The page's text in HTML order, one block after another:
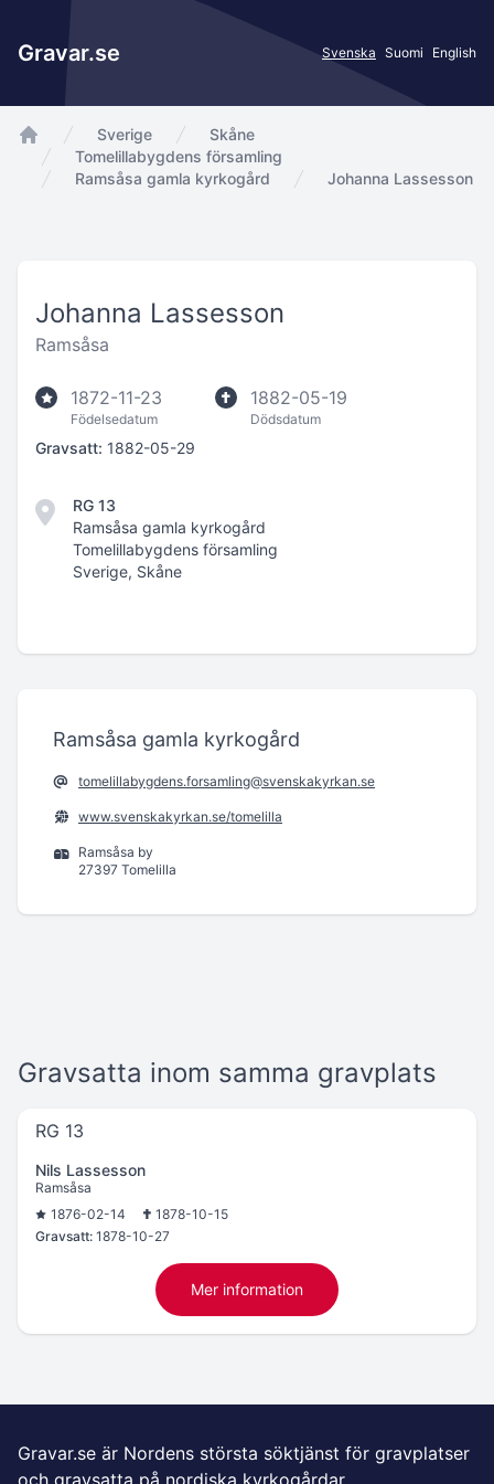
Gravar.se Svenska Suomi English
app.Start
Sverige
Skåne
Tomelillabygdens församling
Ramsåsa gamla kyrkogård
Johanna Lassesson
Johanna Lassesson
Ramsåsa
1872-11-23
Födelsedatum
1882-05-19
Dödsdatum
Gravsatt: 1882-05-29
RG 13
Ramsåsa gamla kyrkogård
Tomelillabygdens församling
Sverige, Skåne
Ramsåsa gamla kyrkogård
tomelillabygdens.forsamling@svenskakyrkan.se
www.svenskakyrkan.se/tomelilla
Ramsåsa by
27397 Tomelilla
Gravsatta inom samma gravplats
RG 13
Nils Lassesson
Ramsåsa
1876-02-14
1878-10-15
Gravsatt: 1878-10-27
Mer information
Gravar.se är Nordens största söktjänst för gravplatser
och gravsatta på nordiska kyrkogårdar.